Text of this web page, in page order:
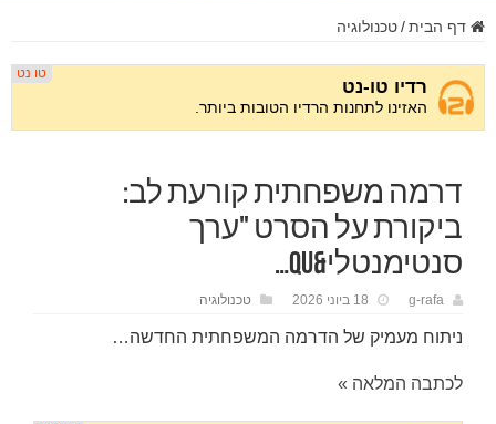
דף הבית / טכנולוגיה
דרמה משפחתית קורעת לב:
ביקורת על הסרט "ערך
סנטימנטלי&qu…
g-rafa 18 ביוני 2026 טכנולוגיה
ניתוח מעמיק של הדרמה המשפחתית החדשה…
לכתבה המלאה »